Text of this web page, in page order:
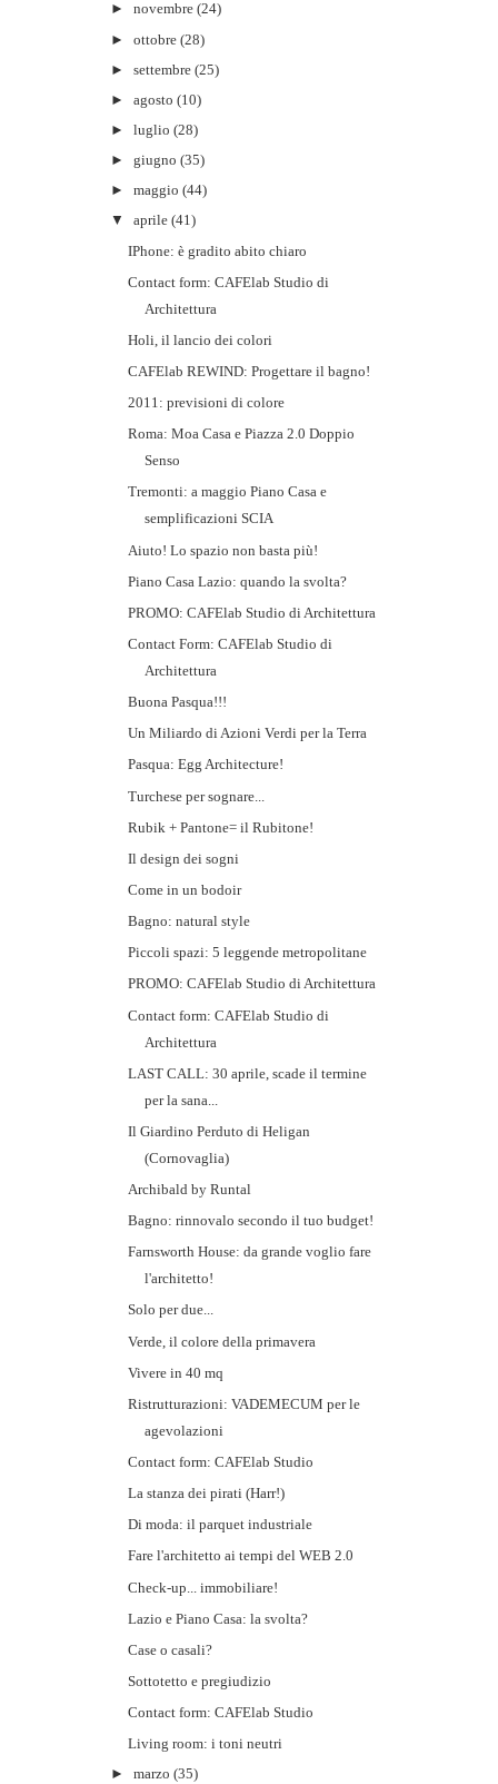
►novembre (24)
►ottobre (28)
►settembre (25)
►agosto (10)
►luglio (28)
►giugno (35)
►maggio (44)
▼
aprile (41)
IPhone: è gradito abito chiaro
Contact form: CAFElab Studio di
Architettura
Holi, il lancio dei colori
CAFElab REWIND: Progettare il bagno!
2011: previsioni di colore
Roma: Moa Casa e Piazza 2.0 Doppio
Senso
Tremonti: a maggio Piano Casa e
semplificazioni SCIA
Aiuto! Lo spazio non basta più!
Piano Casa Lazio: quando la svolta?
PROMO: CAFElab Studio di Architettura
Contact Form: CAFElab Studio di
Architettura
Buona Pasqua!!!
Un Miliardo di Azioni Verdi per la Terra
Pasqua: Egg Architecture!
Turchese per sognare...
Rubik + Pantone= il Rubitone!
Il design dei sogni
Come in un bodoir
Bagno: natural style
Piccoli spazi: 5 leggende metropolitane
PROMO: CAFElab Studio di Architettura
Contact form: CAFElab Studio di
Architettura
LAST CALL: 30 aprile, scade il termine
per la sana...
Il Giardino Perduto di Heligan
(Cornovaglia)
Archibald by Runtal
Bagno: rinnovalo secondo il tuo budget!
Farnsworth House: da grande voglio fare
l'architetto!
Solo per due...
Verde, il colore della primavera
Vivere in 40 mq
Ristrutturazioni: VADEMECUM per le
agevolazioni
Contact form: CAFElab Studio
La stanza dei pirati (Harr!)
Di moda: il parquet industriale
Fare l'architetto ai tempi del WEB 2.0
Check-up... immobiliare!
Lazio e Piano Casa: la svolta?
Case o casali?
Sottotetto e pregiudizio
Contact form: CAFElab Studio
Living room: i toni neutri
►marzo (35)